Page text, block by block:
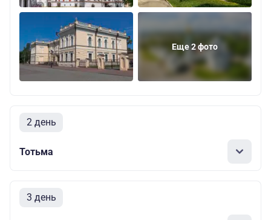
Еще 2 фото
2 день
Тотьма
3 день